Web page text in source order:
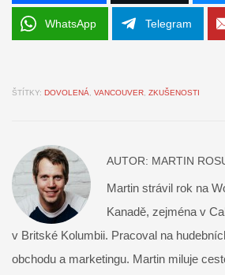
WhatsApp Telegram
ŠTÍTKY: DOVOLENÁ, VANCOUVER, ZKUŠENOSTI
AUTOR: MARTIN
Martin strávil rok na
Kanadě, zejména v
v Britské Kolumbii. Pracoval na
obchodu a marketingu. Martin miluje